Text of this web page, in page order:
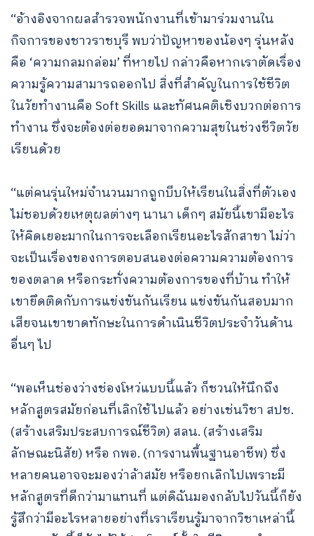
“อ้างอิงจากผลสำรวจพนักงานที่เข้ามาร่วมงานใน
กิจการของชาวราชบุรี พบว่าปัญหาของน้องๆ รุ่นหลัง
คือ ‘ความกลมกล่อม’ ที่หายไป กล่าวคือหากเราตัดเรื่อง
ความรู้ความสามารถออกไป สิ่งที่สำคัญในการใช้ชีวิต
ในวัยทำงานคือ Soft Skills และทัศนคติเชิงบวกต่อการ
ทำงาน ซึ่งจะต้องต่อยอดมาจากความสุขในช่วงชีวิตวัย
เรียนด้วย
“แต่คนรุ่นใหม่จำนวนมากถูกบีบให้เรียนในสิ่งที่ตัวเอง
ไม่ชอบด้วยเหตุผลต่างๆ นานา เด็กๆ สมัยนี้เขามีอะไร
ให้คิดเยอะมากในการจะเลือกเรียนอะไรสักสาขา ไม่ว่า
จะเป็นเรื่องของการตอบสนองต่อความความต้องการ
ของตลาด หรือกระทั่งความต้องการของที่บ้าน ทำให้
เขายึดติดกับการแข่งขันกันเรียน แข่งขันกันสอบมาก
เสียจนเขาขาดทักษะในการดำเนินชีวิตประจำวันด้าน
อื่นๆ ไป
“พอเห็นช่องว่างช่องโหว่แบบนี้แล้ว ก็ชวนให้นึกถึง
หลักสูตรสมัยก่อนที่เลิกใช้ไปแล้ว อย่างเช่นวิชา สปช.
(สร้างเสริมประสบการณ์ชีวิต) สลน. (สร้างเสริม
ลักษณะนิสัย) หรือ กพอ. (การงานพื้นฐานอาชีพ) ซึ่ง
หลายคนอาจจะมองว่าล้าสมัย หรือยกเลิกไปเพราะมี
หลักสูตรที่ดีกว่ามาแทนที่ แต่ดิฉันมองกลับไปวันนี้ก็ยัง
รู้สึกว่ามีอะไรหลายอย่างที่เราเรียนรู้มาจากวิชาเหล่านี้